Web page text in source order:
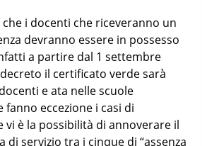
i docenti che riceveranno un
devranno essere in possesso
a partire dal 1 settembre
il certificato verde sarà
e ata nelle scuole
eccezione i casi di
vi è la possibilità di annoverare il
di servizio tra i cinque di “assenza